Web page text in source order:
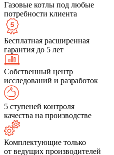
Газовые котлы под любые
потребности клиента
Бесплатная расширенная
гарантия до 5 лет
Собственный центр
исследований и разработок
5 ступеней контроля
качества на производстве
Комплектующие только
от ведущих производителей